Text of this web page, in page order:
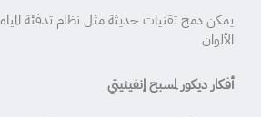
الألوان
أفكار ديكور لمسبح إنفينيتي